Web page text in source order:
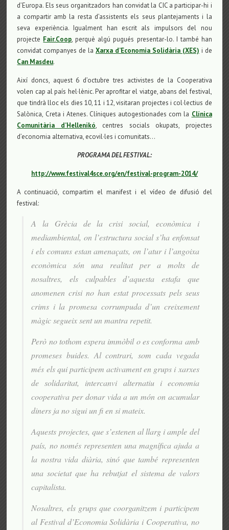
d’Europa. Els seus organitzadors han convidat la CIC a participar-hi i
a compartir amb la resta d’assistents els seus plantejaments i la
seva experiència. Igualment han escrit als impulsors del nou
projecte Fair.Coop, perquè algú pugués presentar-lo. I també han
convidat companyes de laXarxa d’Economia Solidària (XES) i de
Can Masdeu.
Així doncs, aquest 6 d’octubre tres activistes de la Cooperativa
volen cap al país hel·lènic. Per aprofitar el viatge, abans del festival,
que tindrà lloc els dies 10, 11 i 12, visitaran projectes i col·lectius de
Salònica, Creta i Atenes. Clíniques autogestionades com la Clínica
Comunitària d’Hellenikó, centres socials okupats, projectes
d’economia alternativa, ecovil·les i comunitats…
PROGRAMA DEL FESTIVAL:
http://www.festival4sce.org/en/festival-program-2014/
A continuació, compartim el manifest i el vídeo de difusió del
festival:
A la Grècia de la crisi social, econòmica i
mediambiental, on l’estructura social s’ha enfonsat
i els comuns estan amenaçats, on l’atur i l’angoixa
econòmica són una realitat per a molts de
nosaltres, els culpables d’aquesta estafa que
anomenen crisi no han estat processats pels seus
crims i la promesa corrumpuda d’un creixement
màgic segueix sent un mantra repetit.
Però no tothom espera immòbil o es conforma amb
promeses buides. Al contrari, som cada vegada
més els qui participem activament en grups i xarxes
de solidaritat, intercanvi alternatiu i economia
cooperativa per donar vida a un món on acumular
diners ja no sigui un fi en si mateix.
Aquests projectes, que s’estenen al llarg i ample del
país, no només representen una magnífica ajuda a
la nostra vida diària, sinó que també representen
una societat que ha rebutjat el sistema de valors
capitalista.
Nosaltres, els grups que coorganitzem i participem
al Festival d’Economia Solidària i Cooperativa, no